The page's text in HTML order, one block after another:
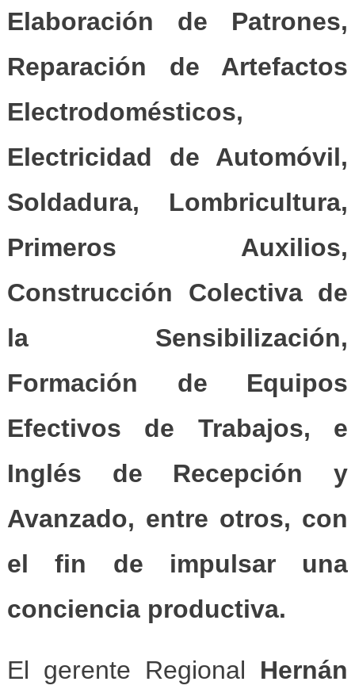
Elaboración de Patrones,
Reparación de Artefactos
Electrodomésticos,
Electricidad de Automóvil,
Soldadura, Lombricultura,
Primeros Auxilios,
Construcción Colectiva de
la Sensibilización,
Formación de Equipos
Efectivos de Trabajos, e
Inglés de Recepción y
Avanzado, entre otros, con
el fin de impulsar una
conciencia productiva.
El gerente Regional Hernán